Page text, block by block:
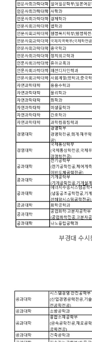
부경대 수